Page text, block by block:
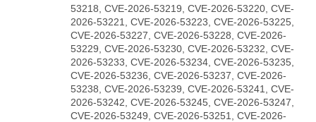
53218, CVE-2026-53219, CVE-2026-53220, CVE-
2026-53221, CVE-2026-53223, CVE-2026-53225,
CVE-2026-53227, CVE-2026-53228, CVE-2026-
53229, CVE-2026-53230, CVE-2026-53232, CVE-
2026-53233, CVE-2026-53234, CVE-2026-53235,
CVE-2026-53236, CVE-2026-53237, CVE-2026-
53238, CVE-2026-53239, CVE-2026-53241, CVE-
2026-53242, CVE-2026-53245, CVE-2026-53247,
CVE-2026-53249, CVE-2026-53251, CVE-2026-